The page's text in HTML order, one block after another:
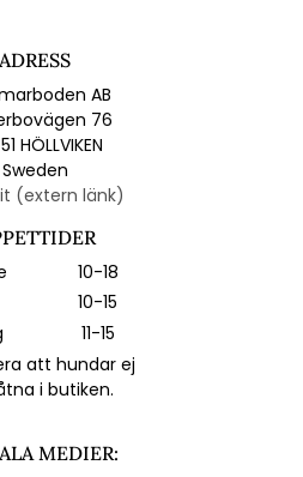
ADRESS
AB
76
HÖLLVIKEN
Sweden
(extern länk)
10-18
10-15
11-15
att hundar ej
i butiken.
MEDIER: